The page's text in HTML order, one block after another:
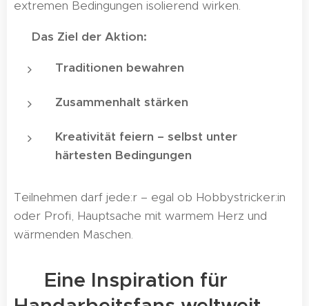
extremen Bedingungen isolierend wirken.
Das Ziel der Aktion:
Traditionen bewahren
Zusammenhalt stärken
Kreativität feiern – selbst unter
härtesten Bedingungen
Teilnehmen darf jede:r – egal ob Hobbystricker:in
oder Profi, Hauptsache mit warmem Herz und
wärmenden Maschen.
🌍 Eine Inspiration für